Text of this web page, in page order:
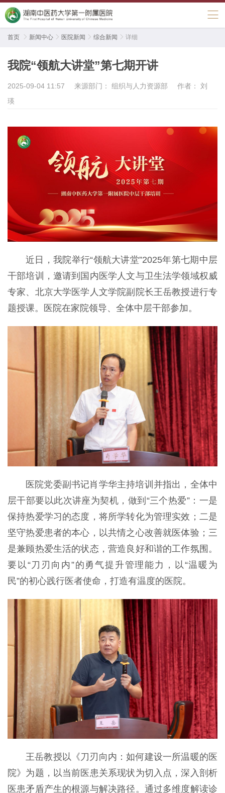
首页  新闻中心  医院新闻  综合新闻  详细
我院“领航大讲堂”第七期开讲
2025-09-04 11:57 来源部门： 组织与人力资源部
作者： 刘
瑛
近日，我院举行“领航大讲堂”2025年第七期中层
干部培训，邀请到国内医学人文与卫生法学领域权威
专家、北京大学医学人文学院副院长王岳教授进行专
题授课。医院在家院领导、全体中层干部参加。
医院党委副书记肖学华主持培训并指出，全体中
层干部要以此次讲座为契机，做到“三个热爱”：一是
保持热爱学习的态度，将所学转化为管理实效；二是
坚守热爱患者的本心，以共情之心改善就医体验；三
是兼顾热爱生活的状态，营造良好和谐的工作氛围。
要以“刀刃向内”的勇气提升管理能力，以“温暖为
民”的初心践行医者使命，打造有温度的医院。
王岳教授以《刀刃向内：如何建设一所温暖的医
院》为题，以当前医患关系现状为切入点，深入剖析
医患矛盾产生的根源与解决路径。通过多维度解读诊